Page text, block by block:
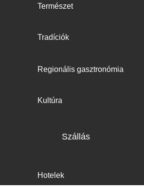
Természet
Tradíciók
Regionális gasztronómia
Kultúra
Szállás
Hotelek